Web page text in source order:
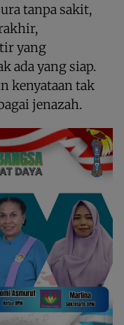
tanpa sakit,
yang
ada yang siap.
kenyataan tak
jenazah.